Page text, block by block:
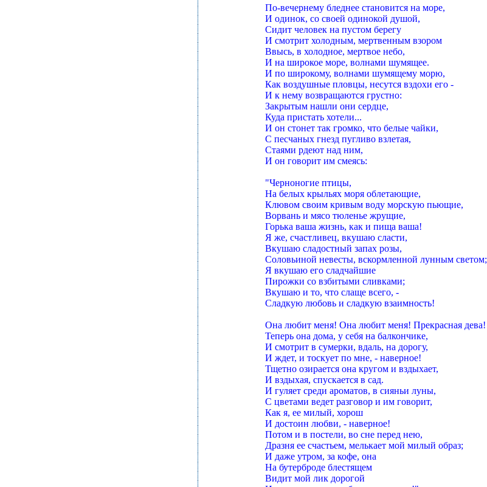
По-вечернему бледнее становится на море,
И одинок, со своей одинокой душой,
Сидит человек на пустом берегу
И смотрит холодным, мертвенным взором
Ввысь, в холодное, мертвое небо,
И на широкое море, волнами шумящее.
И по широкому, волнами шумящему морю,
Как воздушные пловцы, несутся вздохи его -
И к нему возвращаются грустно:
Закрытым нашли они сердце,
Куда пристать хотели...
И он стонет так громко, что белые чайки,
С песчаных гнезд пугливо взлетая,
Стаями рдеют над ним,
И он говорит им смеясь:
"Черноногие птицы,
На белых крыльях моря облетающие,
Клювом своим кривым воду морскую пьющие,
Ворвань и мясо тюленье жрущие,
Горька ваша жизнь, как и пища ваша!
Я же, счастливец, вкушаю сласти,
Вкушаю сладостный запах розы,
Соловьиной невесты, вскормленной лунным светом;
Я вкушаю его сладчайшие
Пирожки со взбитыми сливками;
Вкушаю и то, что слаще всего, -
Сладкую любовь и сладкую взаимность!
Она любит меня! Она любит меня! Прекрасная дева!
Теперь она дома, у себя на балкончике,
И смотрит в сумерки, вдаль, на дорогу,
И ждет, и тоскует по мне, - наверное!
Тщетно озирается она кругом и вздыхает,
И вздыхая, спускается в сад.
И гуляет среди ароматов, в сияньи луны,
С цветами ведет разговор и им говорит,
Как я, ее милый, хорош
И достоин любви, - наверное!
Потом и в постели, во сне перед нею,
Дразня ее счастьем, мелькает мой милый образ;
И даже утром, за кофе, она
На бутерброде блестящем
Видит мой лик дорогой